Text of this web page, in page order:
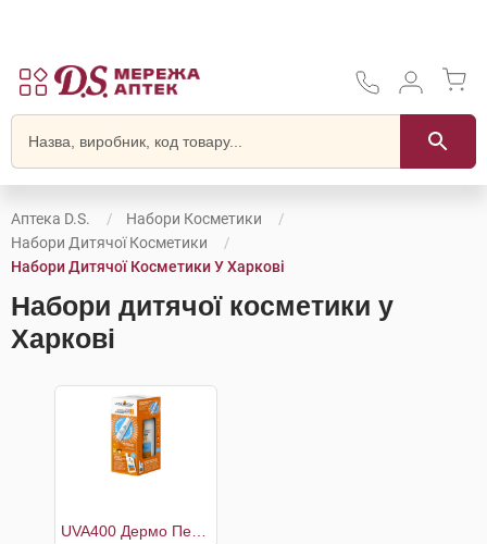
Аптека D.S.
Набори Косметики
Набори Дитячої Косметики
Набори Дитячої Косметики У Харкові
Набори дитячої косметики у
Харкові